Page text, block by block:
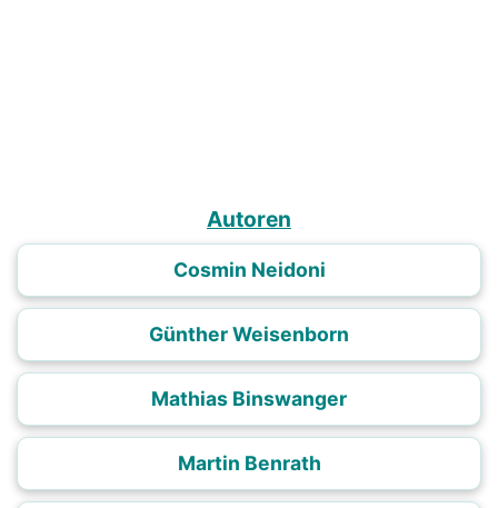
Autoren
Cosmin Neidoni
Günther Weisenborn
Mathias Binswanger
Martin Benrath